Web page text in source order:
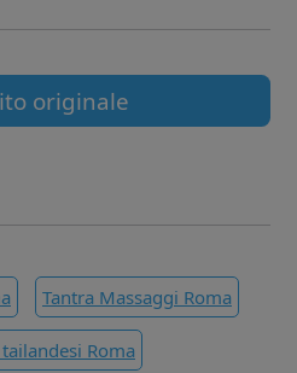
originale
Tantra Massaggi Roma
Roma